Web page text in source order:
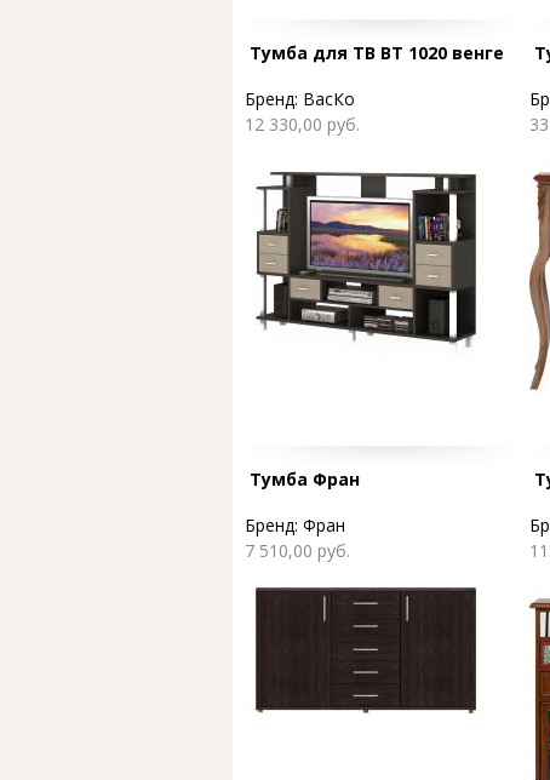
Тумба для ТВ ВТ 1020 венге
Бренд: ВасКо
12 330,00 руб.
Тумба Фран
Бренд: Фран
7 510,00 руб.
Страницы